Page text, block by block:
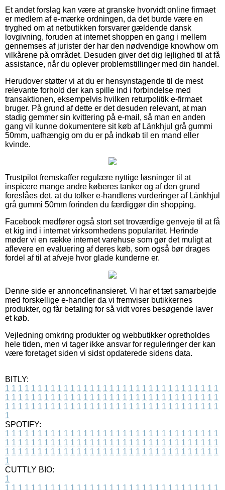
Et andet forslag kan være at granske hvorvidt online firmaet
er medlem af e-mærke ordningen, da det burde være en
tryghed om at netbutikken forsvarer gældende dansk
lovgivning, foruden at internet shoppen en gang i mellem
gennemses af jurister der har den nødvendige knowhow om
vilkårene på området. Desuden giver det dig lejlighed til at få
assistance, når du oplever problemstillinger med din handel.
Herudover støtter vi at du er hensynstagende til de mest
relevante forhold der kan spille ind i forbindelse med
transaktionen, eksempelvis hvilken returpolitik e-firmaet
bruger. På grund af dette er det desuden relevant, at man
stadig gemmer sin kvittering på e-mail, så man en anden
gang vil kunne dokumentere sit køb af Länkhjul grå gummi
50mm, uafhængig om du er på indkøb til en mand eller
kvinde.
Trustpilot fremskaffer regulære nyttige løsninger til at
inspicere mange andre køberes tanker og af den grund
foreslåes det, at du tolker e-handlens vurderinger af Länkhjul
grå gummi 50mm forinden du færdiggør din shopping.
Facebook medfører også stort set troværdige genveje til at få
et kig ind i internet virksomhedens popularitet. Herinde
møder vi en række internet varehuse som gør det muligt at
aflevere en evaluering af deres køb, som også bør drages
fordel af til at afveje hvor glade kunderne er.
Denne side er annoncefinansieret. Vi har et tæt samarbejde
med forskellige e-handler da vi fremviser butikkernes
produkter, og får betaling for så vidt vores besøgende laver
et køb.
Vejledning omkring produkter og webbutikker opretholdes
hele tiden, men vi tager ikke ansvar for reguleringer der kan
være foretaget siden vi sidst opdaterede sidens data.
BITLY:
1 1 1 1 1 1 1 1 1 1 1 1 1 1 1 1 1 1 1 1 1 1 1 1 1 1 1 1 1 1 1 1 1
1 1 1 1 1 1 1 1 1 1 1 1 1 1 1 1 1 1 1 1 1 1 1 1 1 1 1 1 1 1 1 1 1
1 1 1 1 1 1 1 1 1 1 1 1 1 1 1 1 1 1 1 1 1 1 1 1 1 1 1 1 1 1 1 1 1
1
SPOTIFY:
1 1 1 1 1 1 1 1 1 1 1 1 1 1 1 1 1 1 1 1 1 1 1 1 1 1 1 1 1 1 1 1 1
1 1 1 1 1 1 1 1 1 1 1 1 1 1 1 1 1 1 1 1 1 1 1 1 1 1 1 1 1 1 1 1 1
1 1 1 1 1 1 1 1 1 1 1 1 1 1 1 1 1 1 1 1 1 1 1 1 1 1 1 1 1 1 1 1 1
1
CUTTLY BIO:
1
1 1 1 1 1 1 1 1 1 1 1 1 1 1 1 1 1 1 1 1 1 1 1 1 1 1 1 1 1 1 1 1 1